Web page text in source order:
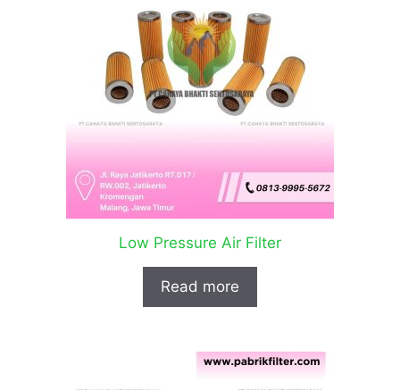
Low Pressure Air Filter
Read more